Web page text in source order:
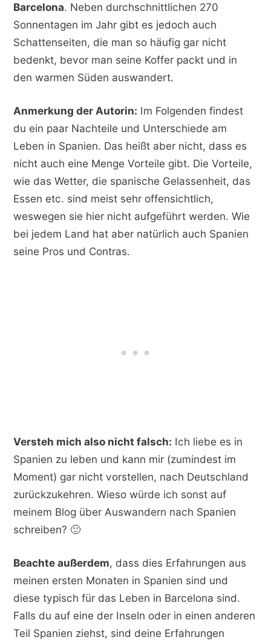
Barcelona. Neben durchschnittlichen 270
Sonnentagen im Jahr gibt es jedoch auch
Schattenseiten, die man so häufig gar nicht
bedenkt, bevor man seine Koffer packt und in
den warmen Süden auswandert.
Anmerkung der Autorin: Im Folgenden findest
du ein paar Nachteile und Unterschiede am
Leben in Spanien. Das heißt aber nicht, dass es
nicht auch eine Menge Vorteile gibt. Die Vorteile,
wie das Wetter, die spanische Gelassenheit, das
Essen etc. sind meist sehr offensichtlich,
weswegen sie hier nicht aufgeführt werden. Wie
bei jedem Land hat aber natürlich auch Spanien
seine Pros und Contras.
Versteh mich also nicht falsch: Ich liebe es in
Spanien zu leben und kann mir (zumindest im
Moment) gar nicht vorstellen, nach Deutschland
zurückzukehren. Wieso würde ich sonst auf
meinem Blog über Auswandern nach Spanien
schreiben? 🙂
Beachte außerdem, dass dies Erfahrungen aus
meinen ersten Monaten in Spanien sind und
diese typisch für das Leben in Barcelona sind.
Falls du auf eine der Inseln oder in einen anderen
Teil Spanien ziehst, sind deine Erfahrungen